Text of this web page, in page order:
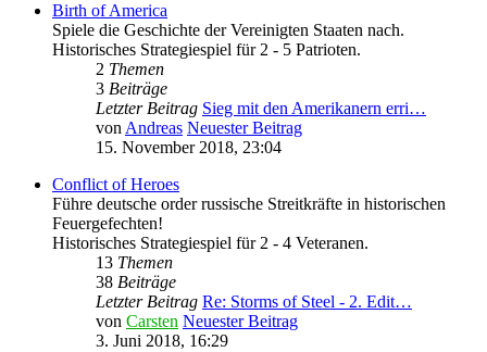
Birth of America
Spiele die Geschichte der Vereinigten Staaten nach.
Historisches Strategiespiel für 2 - 5 Patrioten.
2 Themen
3 Beiträge
Letzter Beitrag Sieg mit den Amerikanern erri…
von Andreas Neuester Beitrag
15. November 2018, 23:04
Conflict of Heroes
Führe deutsche order russische Streitkräfte in historischen
Feuergefechten!
Historisches Strategiespiel für 2 - 4 Veteranen.
13 Themen
38 Beiträge
Letzter Beitrag Re: Storms of Steel - 2. Edit…
von Carsten Neuester Beitrag
3. Juni 2018, 16:29